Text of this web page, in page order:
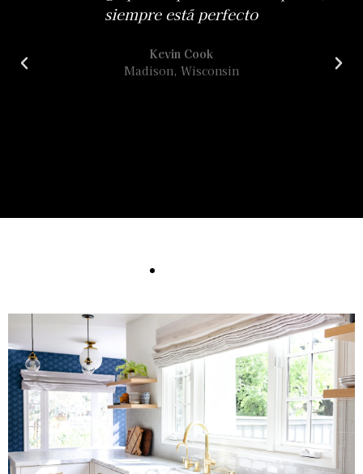
Eric Chesnik
Presidente de EC Electric, Sun Valley, ID